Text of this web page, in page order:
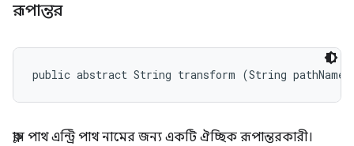
রূপান্তর
public abstract String transform (String pathName)
ক্লাস পাথ এন্ট্রি পাথ নামের জন্য একটি ঐচ্ছিক রূপান্তরকারী।